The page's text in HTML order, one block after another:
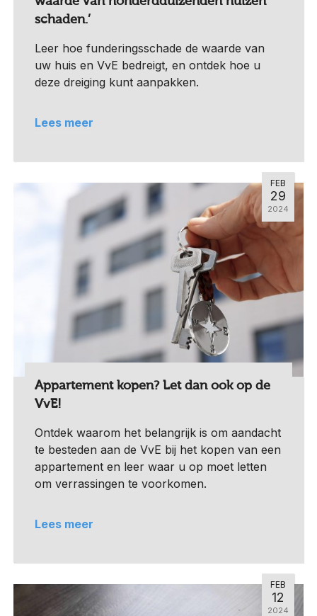
schaden.’
Leer hoe funderingsschade de waarde van
uw huis en VvE bedreigt, en ontdek hoe u
deze dreiging kunt aanpakken.
Lees meer
FEB
29
2024
Appartement kopen? Let dan ook op de
VvE!
Ontdek waarom het belangrijk is om aandacht
te besteden aan de VvE bij het kopen van een
appartement en leer waar u op moet letten
om verrassingen te voorkomen.
Lees meer
FEB
12
2024